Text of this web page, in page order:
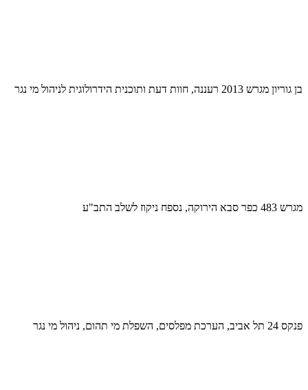
בן גוריון מגרש 2013 רעננה, חוות דעת ותוכנית הידרולוגית לניהול מי נגר
מגרש 483 כפר סבא הירוקה, נספח ניקוז לשלב התב"ע
פנקס 24 תל אביב, הערכת מפלסים, השפלת מי תהום, ניהול מי נגר